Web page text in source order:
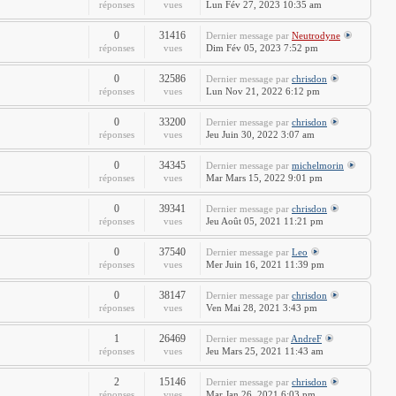
réponses vues Lun Fév 27, 2023 10:35 am
0
réponses
31416
vues
Dernier message par Neutrodyne
Dim Fév 05, 2023 7:52 pm
0
réponses
32586
vues
Dernier message par chrisdon
Lun Nov 21, 2022 6:12 pm
0
réponses
33200
vues
Dernier message par chrisdon
Jeu Juin 30, 2022 3:07 am
0
réponses
34345
vues
Dernier message par michelmorin
Mar Mars 15, 2022 9:01 pm
0
réponses
39341
vues
Dernier message par chrisdon
Jeu Août 05, 2021 11:21 pm
0
réponses
37540
vues
Dernier message par Leo
Mer Juin 16, 2021 11:39 pm
0
réponses
38147
vues
Dernier message par chrisdon
Ven Mai 28, 2021 3:43 pm
1
réponses
26469
vues
Dernier message par AndreF
Jeu Mars 25, 2021 11:43 am
2 15146 Dernier message par chrisdon